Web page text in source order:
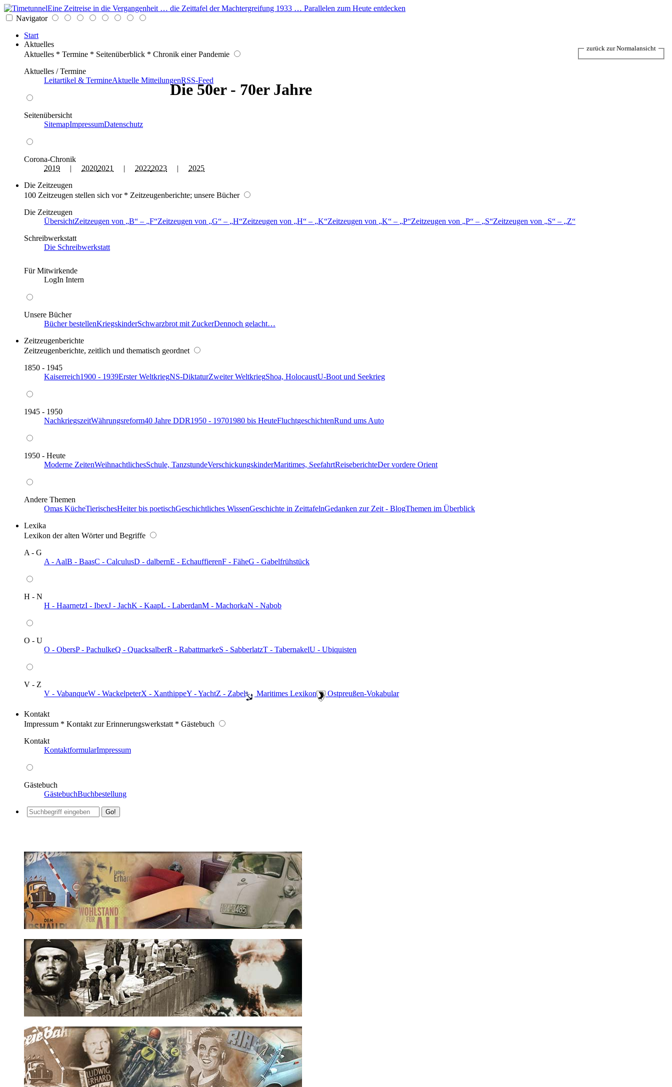
Eine Zeitreise in die Vergangenheit … die Zeittafel der Machtergreifung 1933 … Parallelen zum Heute entdecken
Navigator
Start
Aktuelles
Aktuelles * Termine * Seitenüberblick * Chronik einer Pandemie
Aktuelles / Termine
Leitartikel & TermineAktuelle MitteilungenRSS-Feed
Seitenübersicht
SitemapImpressumDatenschutz
Corona-Chronik
2019 | 20202021 | 20222023 | 2025
Die Zeitzeugen
100 Zeitzeugen stellen sich vor * Zeitzeugenberichte; unsere Bücher
Die Zeitzeugen
ÜbersichtZeitzeugen von B – F Zeitzeugen von G – H Zeitzeugen von H – K Zeitzeugen von K – P Zeitzeugen von P – S Zeitzeugen von S –
Z
Schreibwerkstatt
Die Schreibwerkstatt
Für Mitwirkende
LogIn Intern
Unsere Bücher
Bücher bestellenKriegskinderSchwarzbrot mit ZuckerDennoch gelacht…
Zeitzeugenberichte
Zeitzeugenberichte, zeitlich und thematisch geordnet
1850 - 1945
Kaiserreich1900 - 1939Erster WeltkriegNS-DiktaturZweiter WeltkriegShoa, HolocaustU-Boot und Seekrieg
1945 - 1950
NachkriegszeitWährungsreform40 Jahre DDR1950 - 19701980 bis HeuteFluchtgeschichtenRund ums Auto
1950 - Heute
Moderne ZeitenWeihnachtlichesSchule, TanzstundeVerschickungskinderMaritimes, SeefahrtReiseberichteDer vordere Orient
Andere Themen
Omas KücheTierischesHeiter bis poetischGeschichtliches WissenGeschichte in ZeittafelnGedanken zur Zeit - BlogThemen im Überblick
Lexika
Lexikon der alten Wörter und Begriffe
A - G
A - AalB - BaasC - CalculusD - dalbernE - EchauffierenF - FäheG - Gabelfrühstück
H - N
H - HaarnetzI - IbexJ - JachK - KaapL - LaberdanM - MachorkaN - Nabob
O - U
O - ObersP - PachulkeQ - QuacksalberR - RabattmarkeS - SabberlatzT - TabernakelU - Ubiquisten
V - Z
V - VabanqueW - WackelpeterX - XanthippeY - YachtZ - Zabel ️ Maritimes Lexikon ️ Ostpreußen-Vokabular
Kontakt
Impressum * Kontakt zur Erinnerungswerkstatt * Gästebuch
Kontakt
KontaktformularImpressum
Gästebuch
GästebuchBuchbestellung
Die 50er - 70er Jahre
zurück zur Normalansicht